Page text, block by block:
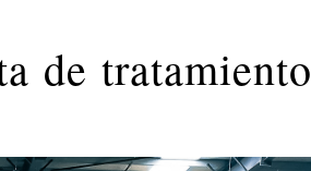
de tratamiento